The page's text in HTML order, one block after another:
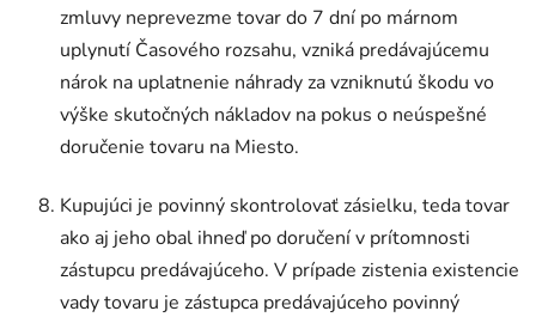
zmluvy neprevezme tovar do 7 dní po márnom
uplynutí Časového rozsahu, vzniká predávajúcemu
nárok na uplatnenie náhrady za vzniknutú škodu vo
výške skutočných nákladov na pokus o neúspešné
doručenie tovaru na Miesto.
Kupujúci je povinný skontrolovať zásielku, teda tovar
ako aj jeho obal ihneď po doručení v prítomnosti
zástupcu predávajúceho. V prípade zistenia existencie
vady tovaru je zástupca predávajúceho povinný